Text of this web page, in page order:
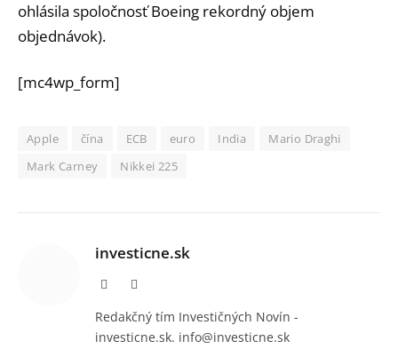
ohlásila spoločnosť Boeing rekordný objem
objednávok).
[mc4wp_form]
Apple čína ECB euro India
Mario Draghi
Mark Carney
Nikkei 225
investicne.sk
Facebook
Redakčný tím Investičných Novín -
investicne.sk. info@investicne.sk